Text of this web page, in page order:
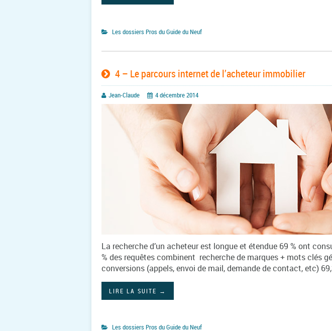
Les dossiers Pros du Guide du Neuf
4 – Le parcours internet de l’acheteur immobilier
Jean-Claude 4 décembre 2014
La recherche d’un acheteur est longue et étendue 69 % ont
% des requêtes combinent recherche de marques + mots clés
conversions (appels, envoi de mail, demande de contact, etc)
LIRE LA SUITE →
Les dossiers Pros du Guide du Neuf